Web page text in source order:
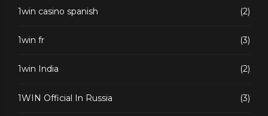
1win casino spanish (2)
1win fr (3)
1win India (2)
1WIN Official In Russia (3)